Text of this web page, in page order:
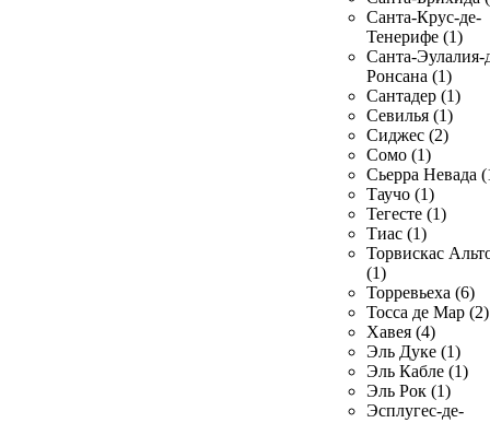
Санта-Крус-де-
Тенерифе (1)
Санта-Эулалия-
Ронсана (1)
Сантадер (1)
Севилья (1)
Сиджес (2)
Сомо (1)
Сьерра Невада
Таучо (1)
Тегесте (1)
Тиас (1)
Торвискас
(1)
Торревьеха (6)
Тосса де Мар (2)
Хавея (4)
Эль Дуке (1)
Эль Кабле (1)
Эль Рок (1)
Эсплугес-де-